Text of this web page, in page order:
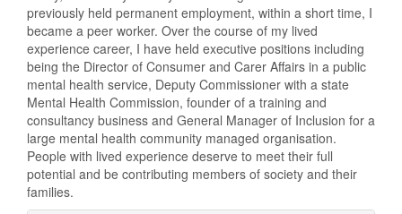
previously held permanent employment, within a short time, I
became a peer worker. Over the course of my lived
experience career, I have held executive positions including
being the Director of Consumer and Carer Affairs in a public
mental health service, Deputy Commissioner with a state
Mental Health Commission, founder of a training and
consultancy business and General Manager of Inclusion for a
large mental health community managed organisation.
People with lived experience deserve to meet their full
potential and be contributing members of society and their
families.